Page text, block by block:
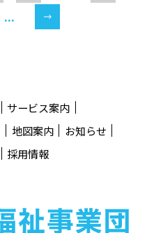
...
サービス案内
地図案内
お知らせ
採用情報